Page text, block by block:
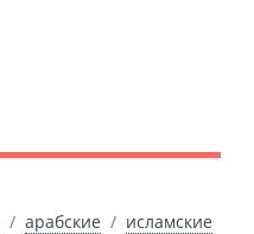
арабские
исламские